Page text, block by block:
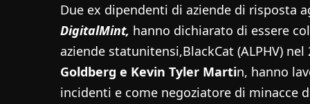
Due ex dipendenti di aziende di risposta
DigitalMint, hanno dichiarato di essere
aziende statunitensi,BlackCat (ALPHV)
Goldberg e Kevin Tyler Martin, hanno
incidenti e come negoziatore di minacce